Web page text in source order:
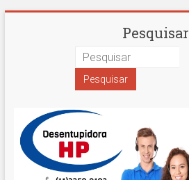
Desentupidora
Paulo
Hidro
Prime
Pesquisar